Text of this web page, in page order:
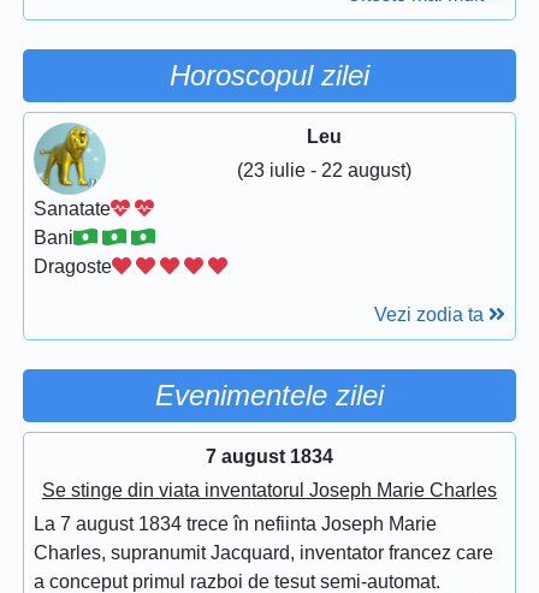
Horoscopul zilei
Leu
(23 iulie - 22 august)
Sanatate
Bani
Dragoste
Vezi zodia ta
Evenimentele zilei
7 august 1834
Se stinge din viata inventatorul Joseph Marie Charles
La 7 august 1834 trece în nefiinta Joseph Marie
Charles, supranumit Jacquard, inventator francez care
a conceput primul razboi de tesut semi-automat.